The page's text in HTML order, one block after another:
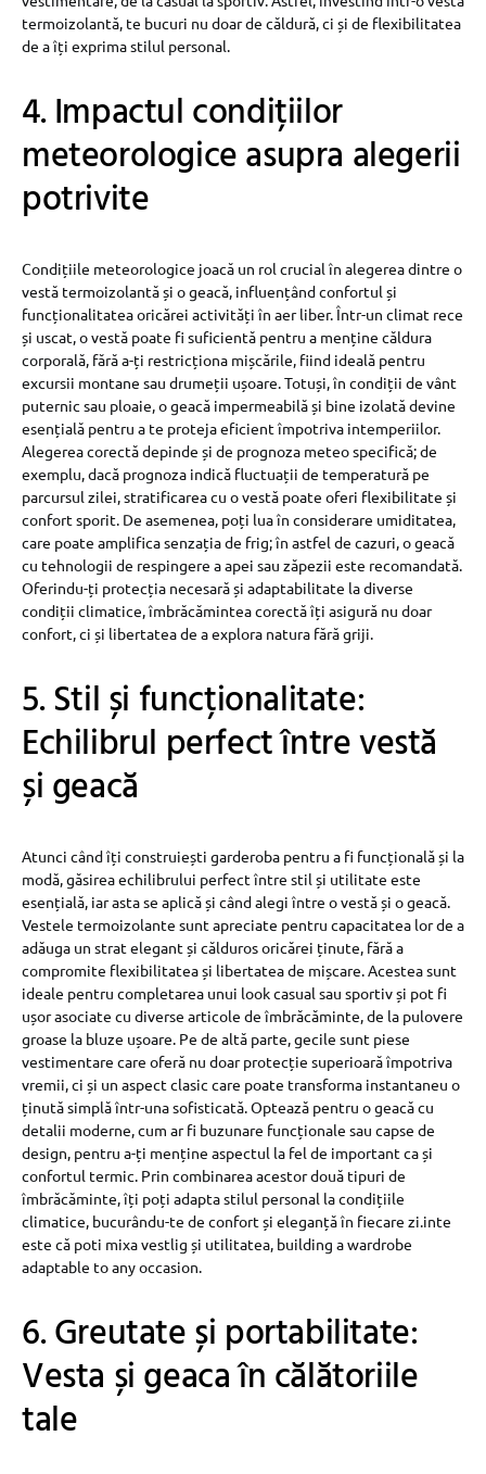
termoizolantă, te bucuri nu doar de căldură, ci și de flexibilitatea
de a îți exprima stilul personal.
4. Impactul condițiilor
meteorologice asupra alegerii
potrivite
Condițiile meteorologice joacă un rol crucial în alegerea dintre o
vestă termoizolantă și o geacă, influențând confortul și
funcționalitatea oricărei activități în aer liber. Într-un climat rece
și uscat, o vestă poate fi suficientă pentru a menține căldura
corporală, fără a-ți restricționa mișcările, fiind ideală pentru
excursii montane sau drumeții ușoare. Totuși, în condiții de vânt
puternic sau ploaie, o geacă impermeabilă și bine izolată devine
esențială pentru a te proteja eficient împotriva intemperiilor.
Alegerea corectă depinde și de prognoza meteo specifică; de
exemplu, dacă prognoza indică fluctuații de temperatură pe
parcursul zilei, stratificarea cu o vestă poate oferi flexibilitate și
confort sporit. De asemenea, poți lua în considerare umiditatea,
care poate amplifica senzația de frig; în astfel de cazuri, o geacă
cu tehnologii de respingere a apei sau zăpezii este recomandată.
Oferindu-ți protecția necesară și adaptabilitate la diverse
condiții climatice, îmbrăcămintea corectă îți asigură nu doar
confort, ci și libertatea de a explora natura fără griji.
5. Stil și funcționalitate:
Echilibrul perfect între vestă
și geacă
Atunci când îți construiești garderoba pentru a fi funcțională și la
modă, găsirea echilibrului perfect între stil și utilitate este
esențială, iar asta se aplică și când alegi între o vestă și o geacă.
Vestele termoizolante sunt apreciate pentru capacitatea lor de a
adăuga un strat elegant și călduros oricărei ținute, fără a
compromite flexibilitatea și libertatea de mișcare. Acestea sunt
ideale pentru completarea unui look casual sau sportiv și pot fi
ușor asociate cu diverse articole de îmbrăcăminte, de la pulovere
groase la bluze ușoare. Pe de altă parte, gecile sunt piese
vestimentare care oferă nu doar protecție superioară împotriva
vremii, ci și un aspect clasic care poate transforma instantaneu o
ținută simplă într-una sofisticată. Optează pentru o geacă cu
detalii moderne, cum ar fi buzunare funcționale sau capse de
design, pentru a-ți menține aspectul la fel de important ca și
confortul termic. Prin combinarea acestor două tipuri de
îmbrăcăminte, îți poți adapta stilul personal la condițiile
climatice, bucurându-te de confort și eleganță în fiecare zi.inte
este că poti mixa vestlig și utilitatea, building a wardrobe
adaptable to any occasion.
6. Greutate și portabilitate:
Vesta și geaca în călătoriile
tale